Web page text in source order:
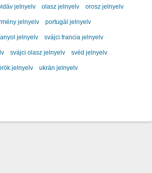
jelnyelv olasz jelnyelv orosz jelnyelv
jelnyelv portugál jelnyelv
jelnyelv svájci francia jelnyelv
svájci olasz jelnyelv svéd jelnyelv
jelnyelv ukrán jelnyelv